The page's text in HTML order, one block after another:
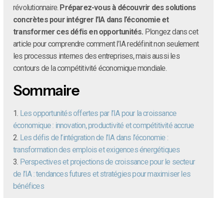
révolutionnaire. Préparez-vous à découvrir des solutions
concrètes pour intégrer l’IA dans l’économie et
transformer ces défis en opportunités. Plongez dans cet
article pour comprendre comment l’IA redéfinit non seulement
les processus internes des entreprises, mais aussi les
contours de la compétitivité économique mondiale.
Sommaire
1. Les opportunités offertes par l’IA pour la croissance
économique : innovation, productivité et compétitivité accrue
2. Les défis de l’intégration de l’IA dans l’économie :
transformation des emplois et exigences énergétiques
3. Perspectives et projections de croissance pour le secteur
de l’IA : tendances futures et stratégies pour maximiser les
bénéfices